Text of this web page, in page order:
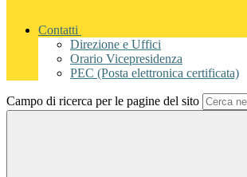
Contatti
Direzione e Uffici
Orario Vicepresidenza
PEC (Posta elettronica certificata)
Campo di ricerca per le pagine del sito